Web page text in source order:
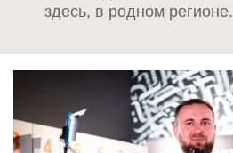
здесь, в родном регионе.